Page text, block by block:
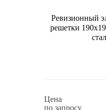
Ревизионный
решетки
Цена
по запросу